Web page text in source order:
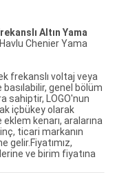
Altın Yama
Chenier Yama
frekanslı voltaj veya
basılabilir, genel bölüm
sahiptir, LOGO'nun
içbükey olarak
kenarı, aralarına
ticari markanın
gelir.Fiyatımız,
ve birim fiyatına